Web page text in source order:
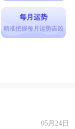
每月运势
精准把握每月运势吉凶
05月24日